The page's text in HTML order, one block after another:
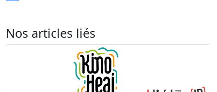
Nos articles liés